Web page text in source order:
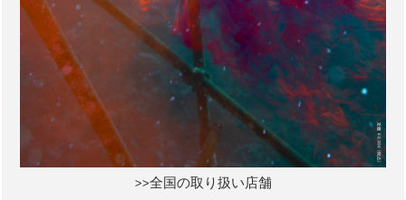
>>全国の取り扱い店舗